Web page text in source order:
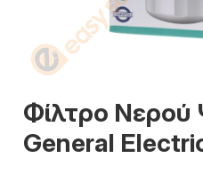
Φίλτρο Νερού
General